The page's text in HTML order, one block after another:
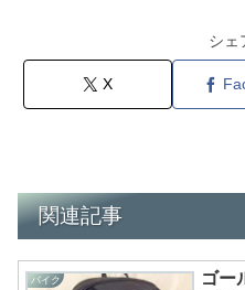
シェ
X
関連記事
バイク
ゴー